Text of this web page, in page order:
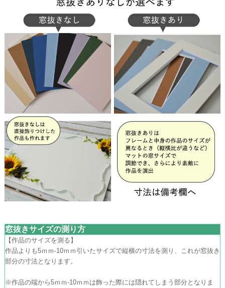
窓抜きサイズの測り方
【作品のサイズを測る】
作品よりも5ｍｍ-10ｍｍ引いたサイズで縦横の寸法を測り、これが窓抜き
部分の寸法となります。
※作品の端から5ｍｍ-10ｍｍは飾った際には隠れてしまう部分となりま